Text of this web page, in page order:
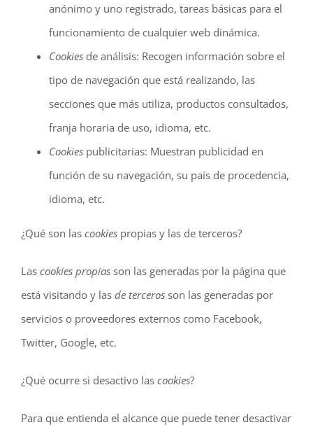
anónimo y uno registrado, tareas básicas para el
funcionamiento de cualquier web dinámica.
Cookies de análisis: Recogen información sobre el
tipo de navegación que está realizando, las
secciones que más utiliza, productos consultados,
franja horaria de uso, idioma, etc.
Cookies publicitarias: Muestran publicidad en
función de su navegación, su país de procedencia,
idioma, etc.
¿Qué son las cookies propias y las de terceros?
Las cookies propias son las generadas por la página que
está visitando y las de terceros son las generadas por
servicios o proveedores externos como Facebook,
Twitter, Google, etc.
¿Qué ocurre si desactivo las cookies?
Para que entienda el alcance que puede tener desactivar